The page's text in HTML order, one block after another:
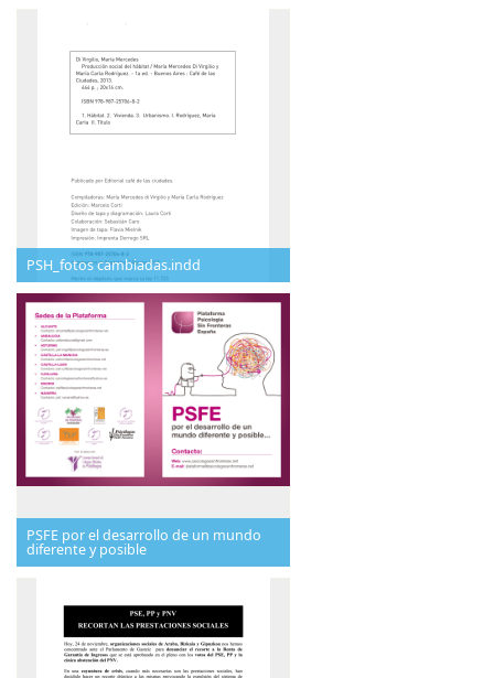
PSH_fotos cambiadas.indd
PSFE por el desarrollo de un mundo
diferente y posible